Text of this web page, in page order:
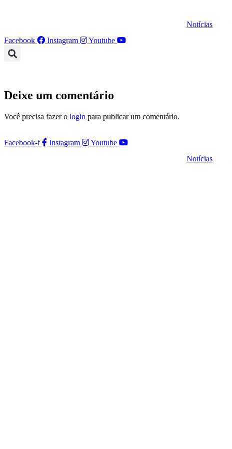
Notícias
Facebook
Instagram Youtube
Deixe um comentário
Você precisa fazer o login para publicar um comentário.
Facebook-f Instagram
Youtube
Notícias